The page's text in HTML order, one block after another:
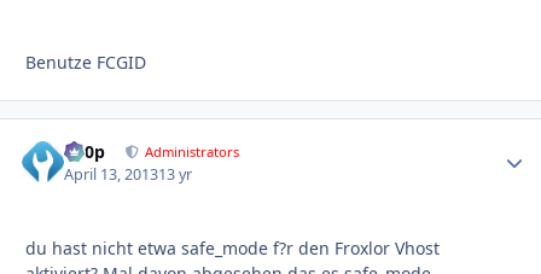
Benutze FCGID
d00p Administrators
April 13, 201313 yr
du hast nicht etwa safe_mode f?r den Froxlor Vhost